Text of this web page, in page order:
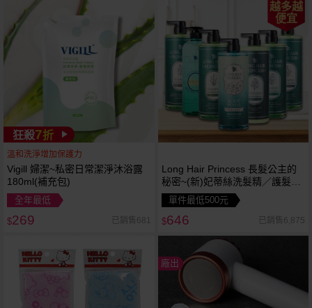
狂殺7折
溫和洗淨增加保護力
Vigill 婦潔~私密日常潔淨沐浴露
180ml(補充包)
全年最低
$269 已銷售681
越多越
便宜
Long Hair Princess 長髮公主的
秘密~(新)妃蒂絲洗髮精／護髮膜
／沐浴露(1000ml) 款式可選
單件最低500元
$646 已銷售6,875
廠出